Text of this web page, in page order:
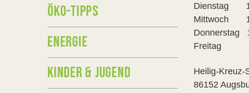
Dienstag
Mittwoch
Donnerstag
Freitag
Heilig-Kreuz-
86152
ÖKO-TIPPS
ENERGIE
KINDER & JUGEND